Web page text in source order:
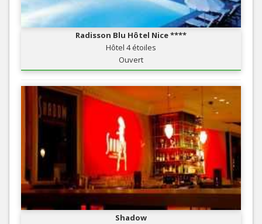
Radisson Blu Hôtel Nice ****
Hôtel 4 étoiles
Ouvert
Shadow